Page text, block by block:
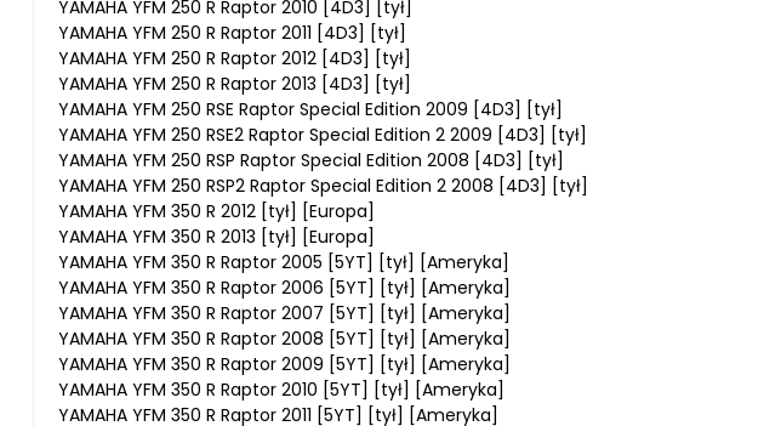
YAMAHA YFM 250 R Raptor 2010 [4D3] [tył]
YAMAHA YFM 250 R Raptor 2011 [4D3] [tył]
YAMAHA YFM 250 R Raptor 2012 [4D3] [tył]
YAMAHA YFM 250 R Raptor 2013 [4D3] [tył]
YAMAHA YFM 250 RSE Raptor Special Edition 2009 [4D3] [tył]
YAMAHA YFM 250 RSE2 Raptor Special Edition 2 2009 [4D3] [tył]
YAMAHA YFM 250 RSP Raptor Special Edition 2008 [4D3] [tył]
YAMAHA YFM 250 RSP2 Raptor Special Edition 2 2008 [4D3] [tył]
YAMAHA YFM 350 R 2012 [tył] [Europa]
YAMAHA YFM 350 R 2013 [tył] [Europa]
YAMAHA YFM 350 R Raptor 2005 [5YT] [tył] [Ameryka]
YAMAHA YFM 350 R Raptor 2006 [5YT] [tył] [Ameryka]
YAMAHA YFM 350 R Raptor 2007 [5YT] [tył] [Ameryka]
YAMAHA YFM 350 R Raptor 2008 [5YT] [tył] [Ameryka]
YAMAHA YFM 350 R Raptor 2009 [5YT] [tył] [Ameryka]
YAMAHA YFM 350 R Raptor 2010 [5YT] [tył] [Ameryka]
YAMAHA YFM 350 R Raptor 2011 [5YT] [tył] [Ameryka]